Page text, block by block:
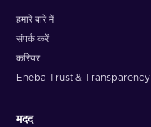
हमारे बारे में
संपर्क करें
करियर
Eneba Trust & Transparency
मदद